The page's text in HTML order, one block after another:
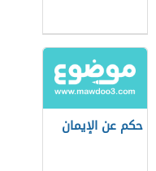
حكم عن الإيمان